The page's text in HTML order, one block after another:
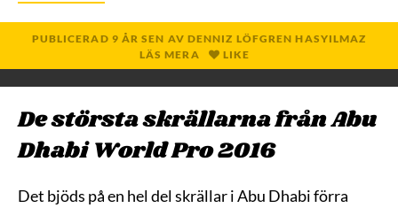
PUBLICERAD 9 ÅR SEN AV DENNIZ LÖFGREN HASYILMAZ
LÄS MERA
LIKE
De största skrällarna från Abu
Dhabi World Pro 2016
Det bjöds på en hel del skrällar i Abu Dhabi förra